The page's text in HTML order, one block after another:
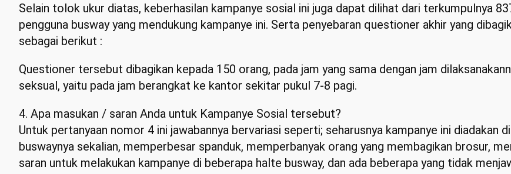
Selain tolok ukur diatas, keberhasilan kampanye sosial ini juga dapat dilihat dari terkumpulnya
pengguna busway yang mendukung kampanye ini. Serta penyebaran questioner akhir yang
sebagai berikut :
Questioner tersebut dibagikan kepada 150 orang, pada jam yang sama dengan jam
seksual, yaitu pada jam berangkat ke kantor sekitar pukul 7-8 pagi.
4. Apa masukan / saran Anda untuk Kampanye Sosial tersebut?
Untuk pertanyaan nomor 4 ini jawabannya bervariasi seperti; seharusnya kampanye ini diadakan
buswaynya sekalian, memperbesar spanduk, memperbanyak orang yang membagikan brosur,
saran untuk melakukan kampanye di beberapa halte busway, dan ada beberapa yang tidak